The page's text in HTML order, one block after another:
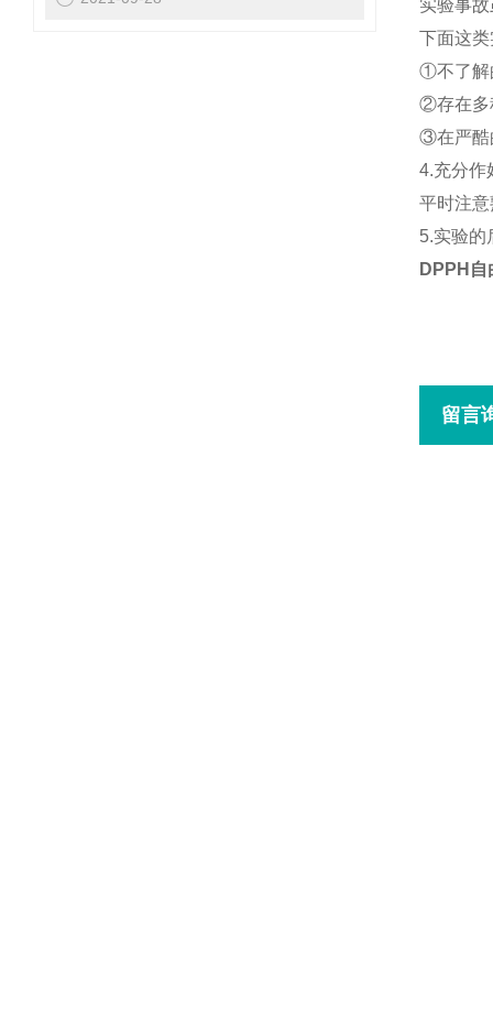
实验事
下面这
①不了解
②存在多
③在严酷
4.充分作
平时注
5.实验的
DPPH自
留言